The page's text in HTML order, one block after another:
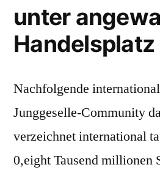
unter
Nachfolgende
Junggeselle-Community
verzeichnet international
0,eight Tausend millionen